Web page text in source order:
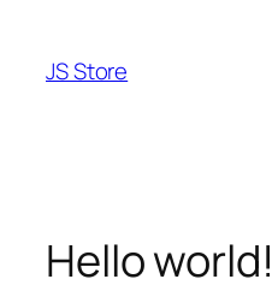
JS Store
Hello world!